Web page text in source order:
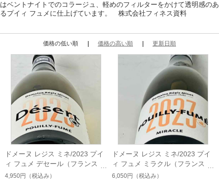
はベントナイトでのコラージュ、軽めのフィルターをかけて透明感のあ
るプイィ フュメに仕上げています。 株式会社フィネス資料
価格の低い順 価格の高い順 更新日順
ドメーヌ レジス ミネ/2023 プイ
ィ フュメ デセール（フランス ロ
ワール 白）
4,950円 （税込み）
ドメーヌ レジス ミネ/2023 プイ
ィ フュメ ミラクル（フランス ロ
ワール 白）
6,050円 （税込み）